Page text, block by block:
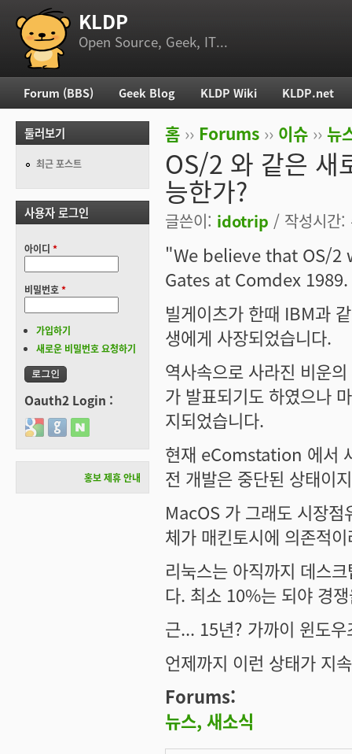
부 메뉴 KLDP
Open Source, Geek, IT...
현재 위치
홈 ›› Forums ›› 이슈 ›› 뉴
OS/2 와 같은 새
능한가?
글쓴이: idotrip / 작성시간
"We believe that OS/
Gates at Comdex 1989.
빌게이츠가 한때 IBM과
생에게 사장되었습니다.
역사속으로 사라진 비운
가 발표되기도 하였으나
지되었습니다.
현재 eComstation 에서
전 개발은 중단된 상태이
MacOS 가 그래도 시장
체가 매킨토시에 의존적
리눅스는 아직까지 데스
다. 최소 10%는 되야 경
근... 15년? 가까이 윈도
언제까지 이런 상태가 지
Forums:
뉴스, 새소식
주 메뉴
Forum (BBS) Geek Blog KLDP Wiki KLDP.net
둘러보기
최근 포스트
사용자 로그인
아이디 *
비밀번호*
가입하기
새로운 비밀번호 요청하기
Oauth2 Login :
Login with Google
Login with GitHub
Login with Naver
홍보 제휴 안내